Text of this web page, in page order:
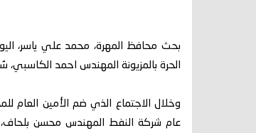
بحث محافظ المهرة، محمد علي ياسر،
الحرة بالمزيونة المهندس احمد الكاسبي،
وخلال الاجتماع الذي ضم الأمين العام
عام شركة النفط المهندس محسن بلحاف،